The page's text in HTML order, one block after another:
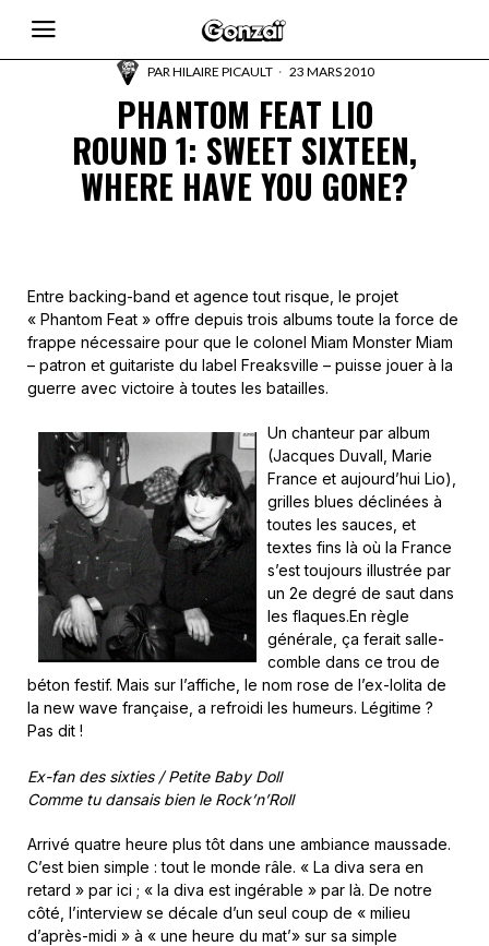
PARHILAIRE PICAULT 23 MARS 2010
PHANTOM FEAT LIO
ROUND 1: SWEET SIXTEEN,
WHERE HAVE YOU GONE?
Entre backing-band et agence tout risque, le projet
« Phantom Feat » offre depuis trois albums toute la force de
frappe nécessaire pour que le colonel Miam Monster Miam
– patron et guitariste du label Freaksville – puisse jouer à la
guerre avec victoire à toutes les batailles.
Un chanteur par album
(Jacques Duvall, Marie
France et aujourd’hui Lio),
grilles blues déclinées à
toutes les sauces, et
textes fins là où la France
s’est toujours illustrée par
un 2e degré de saut dans
les flaques.En règle
générale, ça ferait salle-
comble dans ce trou de
béton festif. Mais sur l’affiche, le nom rose de l’ex-lolita de
la new wave française, a refroidi les humeurs. Légitime ?
Pas dit !
Ex-fan des sixties / Petite Baby Doll
Comme tu dansais bien le Rock’n’Roll
Arrivé quatre heure plus tôt dans une ambiance maussade.
C’est bien simple : tout le monde râle. « La diva sera en
retard » par ici ; « la diva est ingérable » par là. De notre
côté, l’interview se décale d’un seul coup de « milieu
d’après-midi » à « une heure du mat’» sur sa simple